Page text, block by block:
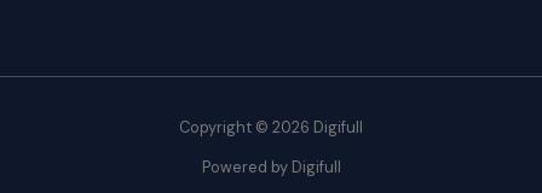
Copyright © 2026 Digifull
Powered by Digifull